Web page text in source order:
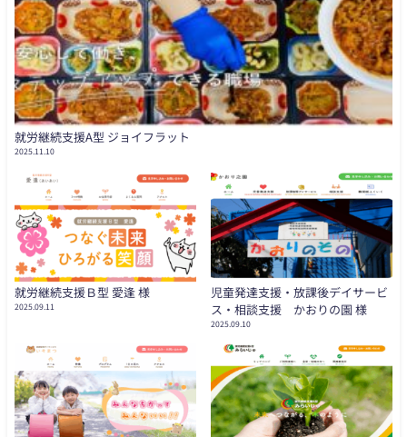
就労継続支援A型 ジョイフラット
2025.11.10
就労継続支援Ｂ型 愛逢 様
2025.09.11
児童発達支援・放課後デイサービ
ス・相談支援 かおりの園 様
2025.09.10